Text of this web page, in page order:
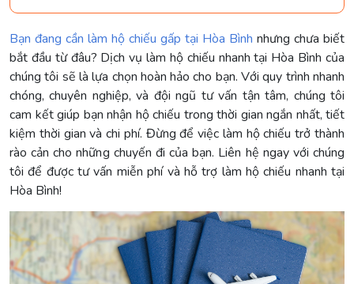
Bạn đang cần làm hộ chiếu gấp tại Hòa Bình nhưng chưa biết
bắt đầu từ đâu? Dịch vụ làm hộ chiếu nhanh tại Hòa Bình của
chúng tôi sẽ là lựa chọn hoàn hảo cho bạn. Với quy trình nhanh
chóng, chuyên nghiệp, và đội ngũ tư vấn tận tâm, chúng tôi
cam kết giúp bạn nhận hộ chiếu trong thời gian ngắn nhất, tiết
kiệm thời gian và chi phí. Đừng để việc làm hộ chiếu trở thành
rào cản cho những chuyến đi của bạn. Liên hệ ngay với chúng
tôi để được tư vấn miễn phí và hỗ trợ làm hộ chiếu nhanh tại
Hòa Bình!